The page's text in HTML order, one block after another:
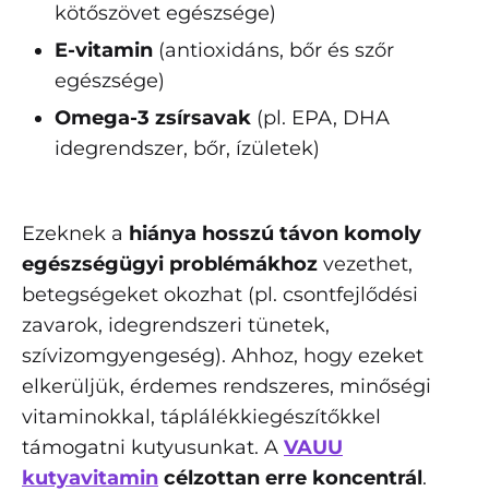
kötőszövet egészsége)
E-vitamin (antioxidáns, bőr és szőr
egészsége)
Omega-3 zsírsavak (pl. EPA, DHA
idegrendszer, bőr, ízületek)
Ezeknek a hiánya hosszú távon komoly
egészségügyi problémákhoz vezethet,
betegségeket okozhat (pl. csontfejlődési
zavarok, idegrendszeri tünetek,
szívizomgyengeség). Ahhoz, hogy ezeket
elkerüljük, érdemes rendszeres, minőségi
vitaminokkal, táplálékkiegészítőkkel
támogatni kutyusunkat. A VAUU
kutyavitamin célzottan erre koncentrál.